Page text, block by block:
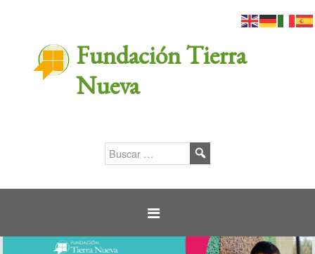
Fundación Tierra
Nueva